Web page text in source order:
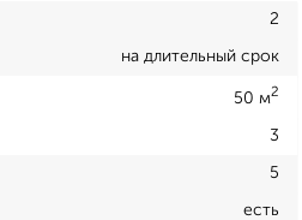
2
на длительный срок
50 м2
3
5
есть